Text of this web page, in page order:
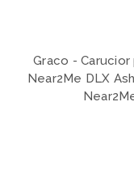
Graco -
Near2Me DLX